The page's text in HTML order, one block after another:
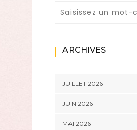
ARCHIVES
JUILLET 2026
JUIN 2026
MAI 2026